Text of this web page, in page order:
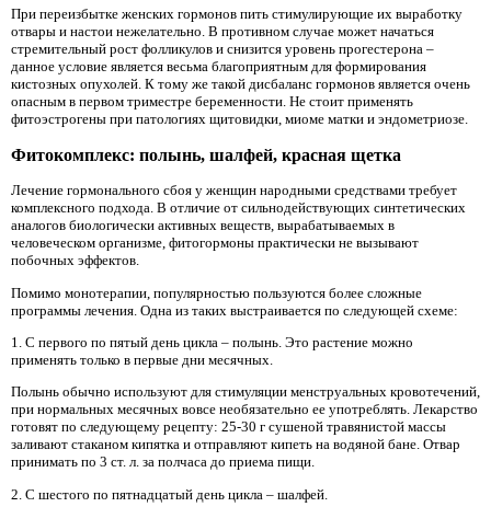
При переизбытке женских гормонов пить стимулирующие их выработку
отвары и настои нежелательно. В противном случае может начаться
стремительный рост фолликулов и снизится уровень прогестерона –
данное условие является весьма благоприятным для формирования
кистозных опухолей. К тому же такой дисбаланс гормонов является очень
опасным в первом триместре беременности. Не стоит применять
фитоэстрогены при патологиях щитовидки, миоме матки и эндометриозе.
Фитокомплекс: полынь, шалфей, красная щетка
Лечение гормонального сбоя у женщин народными средствами требует
комплексного подхода. В отличие от сильнодействующих синтетических
аналогов биологически активных веществ, вырабатываемых в
человеческом организме, фитогормоны практически не вызывают
побочных эффектов.
Помимо монотерапии, популярностью пользуются более сложные
программы лечения. Одна из таких выстраивается по следующей схеме:
1. С первого по пятый день цикла – полынь. Это растение можно
применять только в первые дни месячных.
Полынь обычно используют для стимуляции менструальных кровотечений,
при нормальных месячных вовсе необязательно ее употреблять. Лекарство
готовят по следующему рецепту: 25-30 г сушеной травянистой массы
заливают стаканом кипятка и отправляют кипеть на водяной бане. Отвар
принимать по 3 ст. л. за полчаса до приема пищи.
2. С шестого по пятнадцатый день цикла – шалфей.